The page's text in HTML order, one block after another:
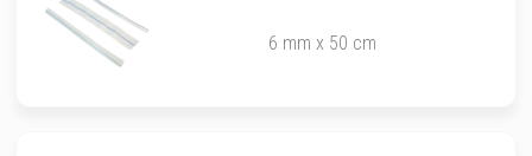
6 mm x 50 cm